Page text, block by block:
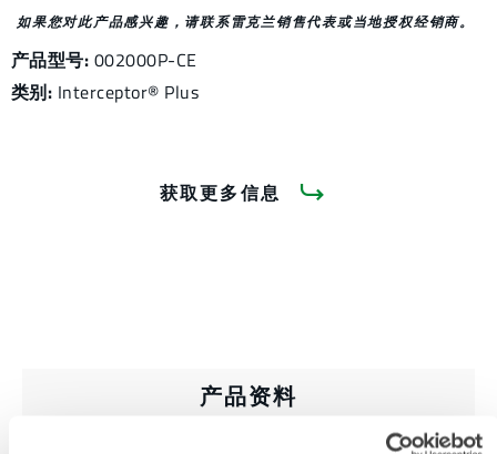
如果您对此产品感兴趣，请联系雷克兰销售代表或当地授权经销商。
产品型号: 002000P-CE
类别: Interceptor® Plus
获取更多信息
产品资料